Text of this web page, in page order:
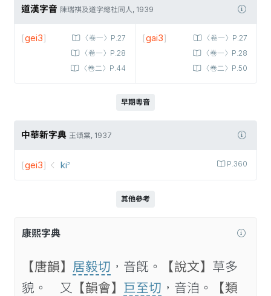
道漢字音 陳瑞祺及道字總社同人, 1939
〈卷一〉P.27
〈卷一〉P.28
〈卷二〉P.44
[gei3]
〈卷一〉P.27
〈卷一〉P.28
〈卷二〉P.50
[gai3]
早期粵音
中華新字典 王頌棠, 1937
P.360
[gei3] ki꜄
其他參考
康熙字典
【唐韻】 居毅切 ，音旣。 【說文】 草多
貌。 又
【韻會】 巨至切 ，音洎。
【類